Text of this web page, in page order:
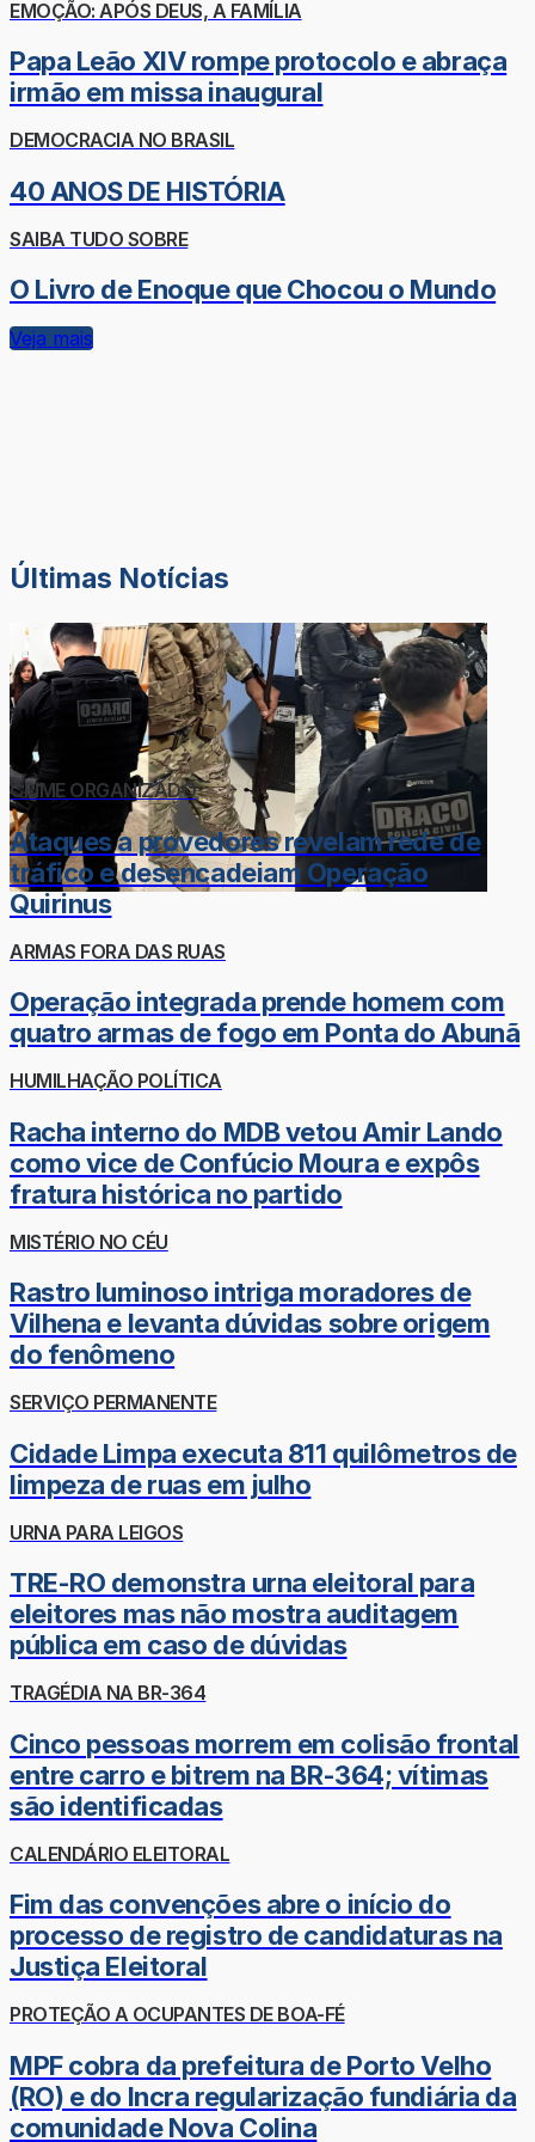
EMOÇÃO: APÓS DEUS, A FAMÍLIA
Papa Leão XIV rompe protocolo e abraça
irmão em missa inaugural
DEMOCRACIA NO BRASIL
40 ANOS DE HISTÓRIA
SAIBA TUDO SOBRE
O Livro de Enoque que Chocou o Mundo
Veja mais
Últimas Notícias
CRIME ORGANIZADO
Ataques a provedores revelam rede de
tráfico e desencadeiam Operação
Quirinus
ARMAS FORA DAS RUAS
Operação integrada prende homem com
quatro armas de fogo em Ponta do Abunã
HUMILHAÇÃO POLÍTICA
Racha interno do MDB vetou Amir Lando
como vice de Confúcio Moura e expôs
fratura histórica no partido
MISTÉRIO NO CÉU
Rastro luminoso intriga moradores de
Vilhena e levanta dúvidas sobre origem
do fenômeno
SERVIÇO PERMANENTE
Cidade Limpa executa 811 quilômetros de
limpeza de ruas em julho
URNA PARA LEIGOS
TRE-RO demonstra urna eleitoral para
eleitores mas não mostra auditagem
pública em caso de dúvidas
TRAGÉDIA NA BR-364
Cinco pessoas morrem em colisão frontal
entre carro e bitrem na BR-364; vítimas
são identificadas
CALENDÁRIO ELEITORAL
Fim das convenções abre o início do
processo de registro de candidaturas na
Justiça Eleitoral
PROTEÇÃO A OCUPANTES DE BOA-FÉ
MPF cobra da prefeitura de Porto Velho
(RO) e do Incra regularização fundiária da
comunidade Nova Colina